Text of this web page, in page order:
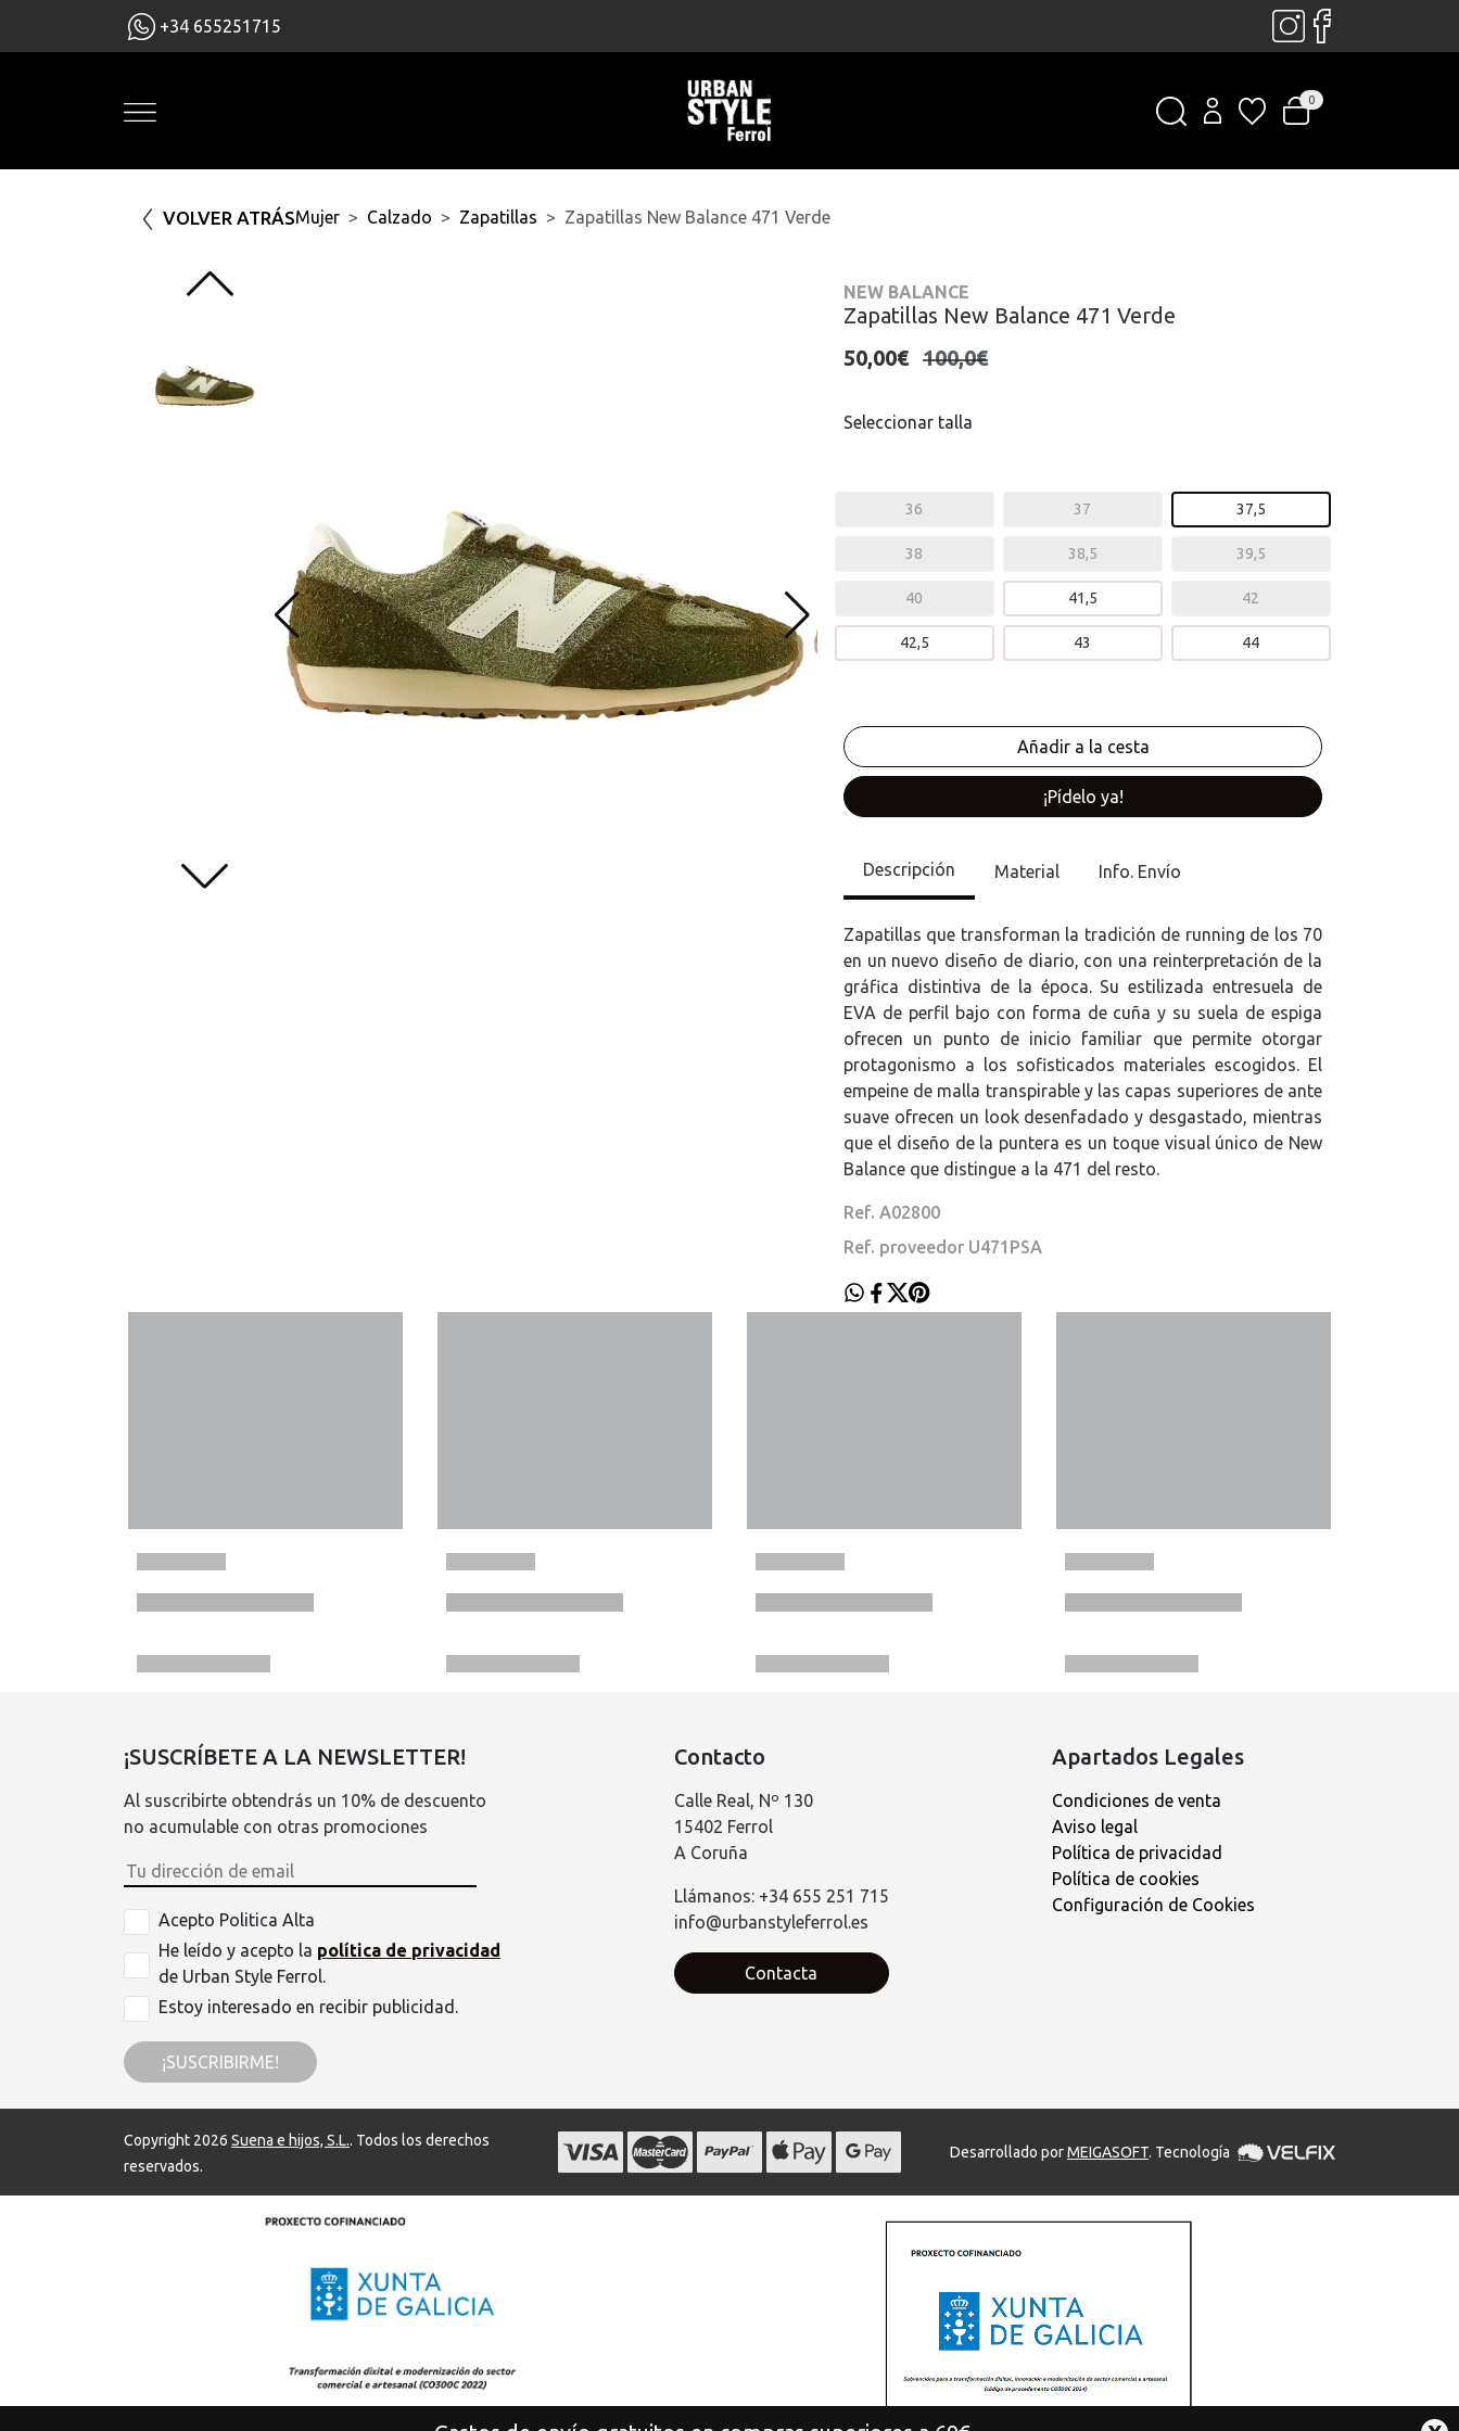
+34 655251715
0
VOLVER ATRÁSMujer Calzado Zapatillas Zapatillas New Balance 471 Verde
NEW BALANCE
Zapatillas New Balance 471 Verde
50,00€ 100,0€
Seleccionar talla
36 37 37,5
38 38,5 39,5
40 41,5 42
42,5 43 44
¡Pídelo ya!
Descripción Material Info. Envío
Zapatillas que transforman la tradición de running de los 70
en un nuevo diseño de diario, con una reinterpretación de la
gráfica distintiva de la época. Su estilizada entresuela de
EVA de perfil bajo con forma de cuña y su suela de espiga
ofrecen un punto de inicio familiar que permite otorgar
protagonismo a los sofisticados materiales escogidos. El
empeine de malla transpirable y las capas superiores de ante
suave ofrecen un look desenfadado y desgastado, mientras
que el diseño de la puntera es un toque visual único de New
Balance que distingue a la 471 del resto.
Ref. A02800
Ref. proveedor U471PSA
¡SUSCRÍBETE A LA NEWSLETTER!
Al suscribirte obtendrás un 10% de descuento
no acumulable con otras promociones
Acepto Politica Alta
He leído y acepto la política de privacidad
de Urban Style Ferrol.
Estoy interesado en recibir publicidad.
¡SUSCRIBIRME!
Contacto
Calle Real, Nº 130
15402 Ferrol
A Coruña
Llámanos: +34 655 251 715
info@urbanstyleferrol.es
Contacta
Apartados Legales
Condiciones de venta
Aviso legal
Política de privacidad
Política de cookies
Configuración de Cookies
Copyright 2026 Suena e hijos, S.L.. Todos los derechos
reservados.
Desarrollado porMEIGASOFT. Tecnología